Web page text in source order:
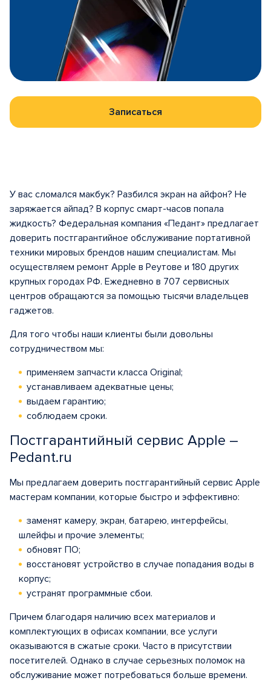
Записаться
У вас сломался макбук? Разбился экран на айфон? Не
заряжается айпад? В корпус смарт-часов попала
жидкость? Федеральная компания «Педант» предлагает
доверить постгарантийное обслуживание портативной
техники мировых брендов нашим специалистам. Мы
осуществляем ремонт Apple в Реутове и 180 других
крупных городах РФ. Ежедневно в 707 сервисных
центров обращаются за помощью тысячи владельцев
гаджетов.
Для того чтобы наши клиенты были довольны
сотрудничеством мы:
применяем запчасти класса Original;
устанавливаем адекватные цены;
выдаем гарантию;
соблюдаем сроки.
Постгарантийный сервис Apple –
Pedant.ru
Мы предлагаем доверить постгарантийный сервис Apple
мастерам компании, которые быстро и эффективно:
заменят камеру, экран, батарею, интерфейсы,
шлейфы и прочие элементы;
обновят ПО;
восстановят устройство в случае попадания воды в
корпус;
устранят программные сбои.
Причем благодаря наличию всех материалов и
комплектующих в офисах компании, все услуги
оказываются в сжатые сроки. Часто в присутствии
посетителей. Однако в случае серьезных поломок на
обслуживание может потребоваться больше времени.